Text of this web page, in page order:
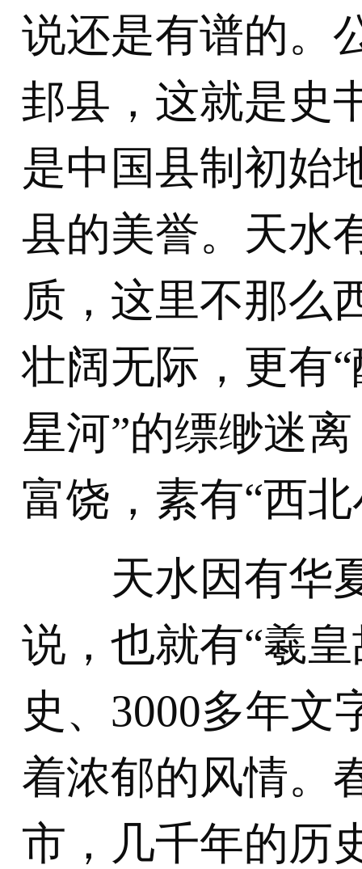
说还是有谱的。
邽县，这就是史
是中国县制初始
县的美誉。天水
质，这里不那么
壮阔无际，更有
星河”的缥缈迷
富饶，素有“西
天水因有华夏
说，也就有“羲
史、3000多年文
着浓郁的风情。
市，几千年的历